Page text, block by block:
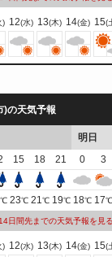
) 12(水) 13(木) 14(金) 15(
)の天気予報
明日
15 18 21 0 3
℃ 23℃ 21℃ 19℃ 18℃ 17℃
14日間先までの天気予報を見る
) 12(水) 13(木) 14(金) 15(